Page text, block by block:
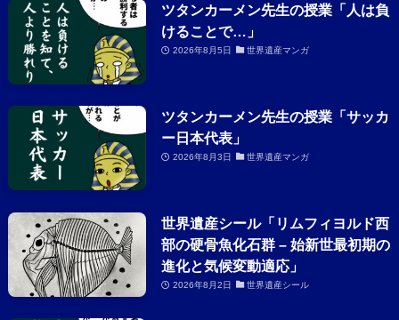
ツタンカーメン先生の授業「人は負
けることで…」
2026年8月5日 世界遺産マンガ
ツタンカーメン先生の授業「サッカ
ー日本代表」
2026年8月3日 世界遺産マンガ
世界遺産シール「リムフィヨルド西
部の硬骨魚化石群 – 始新世最初期の
進化と気候変動適応」
2026年8月2日 世界遺産シール